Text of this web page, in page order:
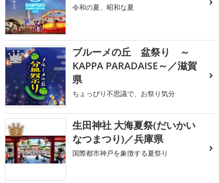
令和の夏、昭和な夏
2
ブルーメの丘 盆祭り ～
KAPPA PARADAISE～／滋賀
県
ちょっぴり不思議で、お祭り気分
3
生田神社 大海夏祭(だいかい
なつまつり)／兵庫県
国際都市神戸を象徴する夏祭り